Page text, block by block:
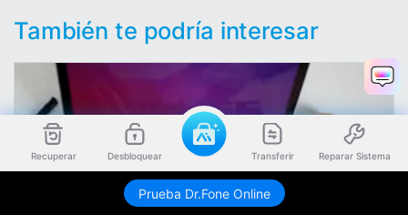
Recuperar Desbloquear Transferir Reparar Sistema
Prueba Dr.Fone Online
También te podría interesar